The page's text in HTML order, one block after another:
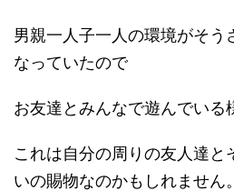
男親一人子一人の環境がそう
なっていたので
お友達とみんなで遊んでいる
これは自分の周りの友人達と
いの賜物なのかもしれません